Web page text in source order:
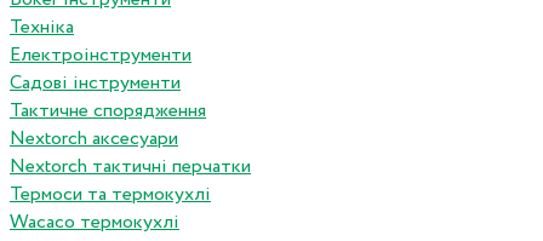
Техніка
Електроінструменти
Садові інструменти
Тактичне спорядження
Nextorch аксесуари
Nextorch тактичні перчатки
Термоси та термокухлі
Wacaco термокухлі